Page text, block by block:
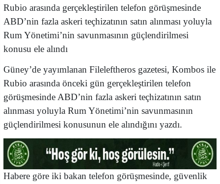
Rubio arasında gerçekleştirilen telefon görüşmesinde
ABD’nin fazla askeri teçhizatının satın alınması yoluyla
Rum Yönetimi’nin savunmasının güçlendirilmesi
konusu ele alındı
Güney’de yayımlanan Fileleftheros gazetesi, Kombos ile
Rubio arasında önceki gün gerçekleştirilen telefon
görüşmesinde ABD’nin fazla askeri teçhizatının satın
alınması yoluyla Rum Yönetimi’nin savunmasının
güçlendirilmesi konusunun ele alındığını yazdı.
Habere göre iki bakan telefon görüşmesinde, güvenlik